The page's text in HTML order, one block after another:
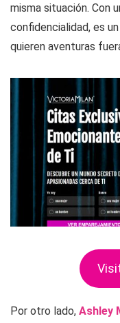
misma situación. Con
confidencialidad, es
quieren aventuras
Por otro lado, Ashley